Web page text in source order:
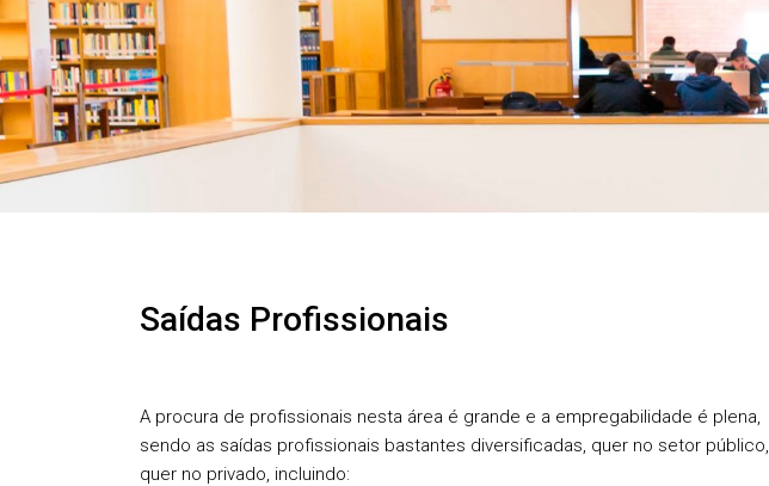
Saídas Profissionais
A procura de profissionais nesta área é grande e a empregabilidade é plena,
sendo as saídas profissionais bastantes diversificadas, quer no setor público,
quer no privado, incluindo: